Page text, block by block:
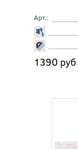
Арт.:
1390 руб